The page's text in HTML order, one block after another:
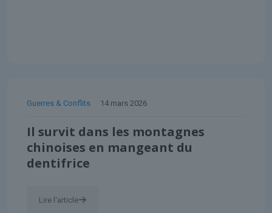
Guerres & Conflits 14 mars 2026
Il survit dans les montagnes
chinoises en mangeant du
dentifrice
Lire l'article